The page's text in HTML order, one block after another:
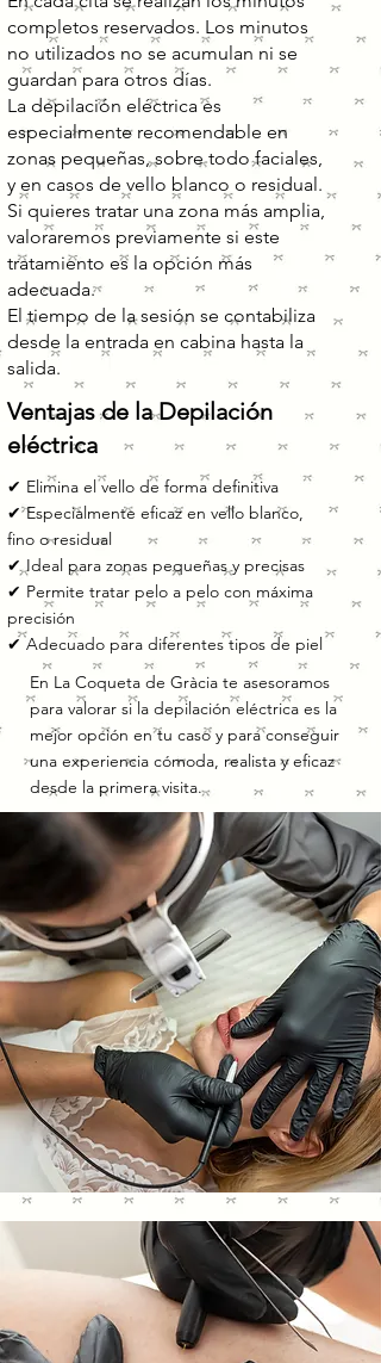
completos reservados. Los minutos
no utilizados no se acumulan ni se
guardan para otros días.
La depilación eléctrica es
especialmente recomendable en
zonas pequeñas, sobre todo faciales,
y en casos de vello blanco o residual.
Si quieres tratar una zona más amplia,
valoraremos previamente si este
tratamiento es la opción más
adecuada.
El tiempo de la sesión se contabiliza
desde la entrada en cabina hasta la
salida.
Ventajas de la Depilación
eléctrica
✔ Elimina el vello de forma definitiva
✔ Especialmente eficaz en vello blanco,
fino o residual
✔ Ideal para zonas pequeñas y precisas
✔ Permite tratar pelo a pelo con máxima
precisión
✔ Adecuado para diferentes tipos de piel
En La Coqueta de Gràcia te asesoramos
para valorar si la depilación eléctrica es la
mejor opción en tu caso y para conseguir
una experiencia cómoda, realista y eficaz
desde la primera visita.